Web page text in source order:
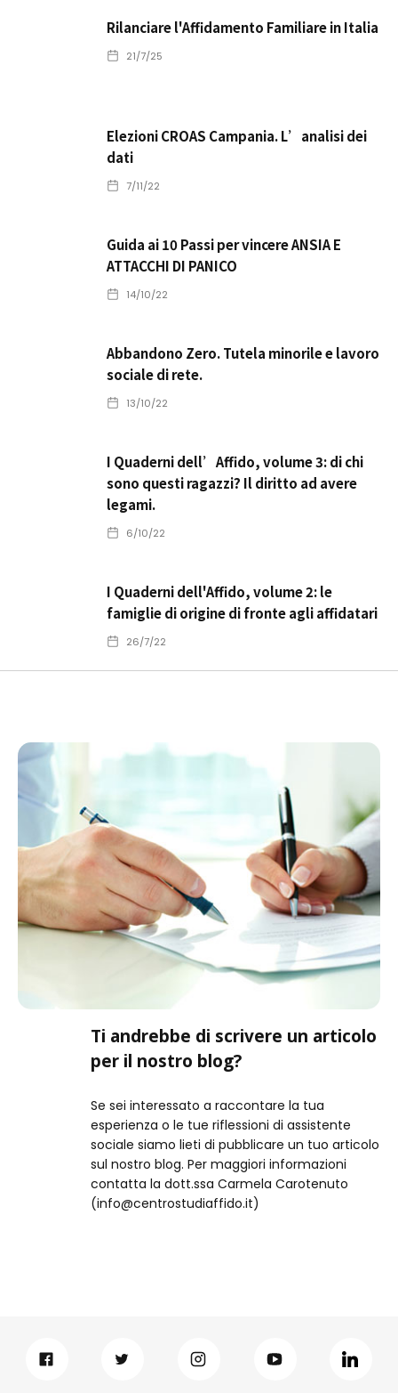
Rilanciare l'Affidamento Familiare in Italia
21/7/25
Elezioni CROAS Campania. L’analisi dei
dati
7/11/22
Guida ai 10 Passi per vincere ANSIA E
ATTACCHI DI PANICO
14/10/22
Abbandono Zero. Tutela minorile e lavoro
sociale di rete.
13/10/22
I Quaderni dell’Affido, volume 3: di chi
sono questi ragazzi? Il diritto ad avere
legami.
6/10/22
I Quaderni dell'Affido, volume 2: le
famiglie di origine di fronte agli affidatari
26/7/22
Ti andrebbe di scrivere un articolo
per il nostro blog?
Se sei interessato a raccontare la tua
esperienza o le tue riflessioni di assistente
sociale siamo lieti di pubblicare un tuo articolo
sul nostro blog. Per maggiori informazioni
contatta la dott.ssa Carmela Carotenuto
(info@centrostudiaffido.it)